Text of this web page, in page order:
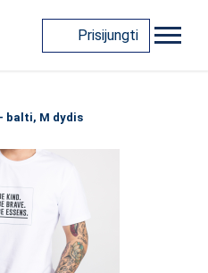
Prisijungti
balti, M dydis